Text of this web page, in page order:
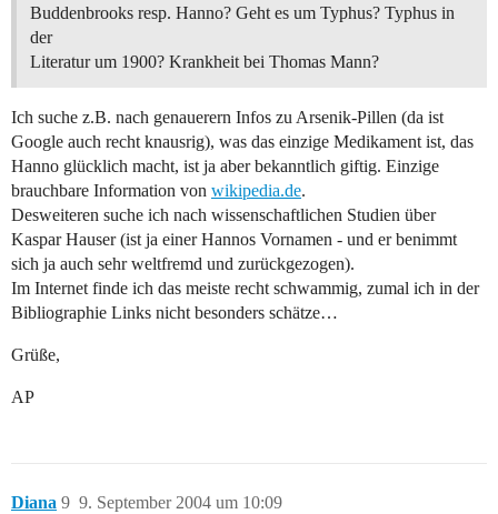
Buddenbrooks resp. Hanno? Geht es um Typhus? Typhus in
der
Literatur um 1900? Krankheit bei Thomas Mann?
Ich suche z.B. nach genauerern Infos zu Arsenik-Pillen (da ist
Google auch recht knausrig), was das einzige Medikament ist, das
Hanno glücklich macht, ist ja aber bekanntlich giftig. Einzige
brauchbare Information von wikipedia.de.
Desweiteren suche ich nach wissenschaftlichen Studien über
Kaspar Hauser (ist ja einer Hannos Vornamen - und er benimmt
sich ja auch sehr weltfremd und zurückgezogen).
Im Internet finde ich das meiste recht schwammig, zumal ich in der
Bibliographie Links nicht besonders schätze…
Grüße,
AP
Diana 9. September 2004 um 10:09
9